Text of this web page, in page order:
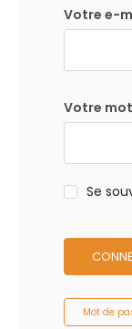
Votre e-
Votre
Se
Mot de